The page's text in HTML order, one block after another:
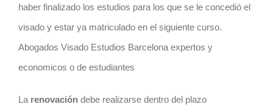
haber finalizado los estudios para los que se le concedió el
visado y estar ya matriculado en el siguiente curso.
Abogados Visado Estudios Barcelona expertos y
economicos o de estudiantes
La renovacióndebe realizarse dentro del plazo